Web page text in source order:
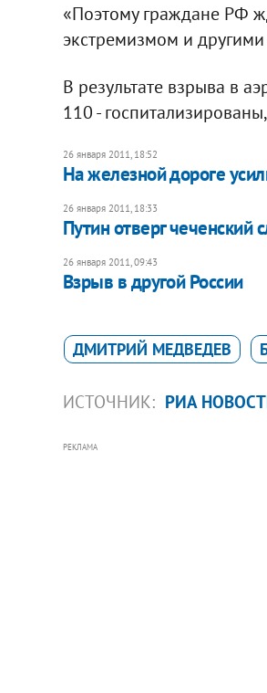
«Поэтому граждане РФ
экстремизмом и
В результате взрыва в
110 -
26 января 2011, 18:52
На железной дороге
26 января 2011, 18:33
Путин отверг чеченский
26 января 2011, 09:43
Взрыв в другой России
ДМИТРИЙ МЕДВЕДЕВ
ИСТОЧНИК: РИА
РЕКЛАМА